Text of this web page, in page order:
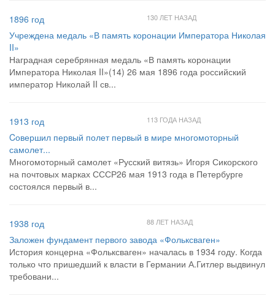
1896 год 130 ЛЕТ НАЗАД
Учреждена медаль «В память коронации Императора Николая
II»
Наградная серебрянная медаль «В память коронации
Императора Николая II»(14) 26 мая 1896 года российский
император Николай II св...
1913 год 113 ГОДА НАЗАД
Cовершил первый полет первый в мире многомоторный
самолет...
Многомоторный самолет «Русский витязь» Игоря Сикорского
на почтовых марках СССР26 мая 1913 года в Петербурге
состоялся первый в...
1938 год 88 ЛЕТ НАЗАД
Заложен фундамент первого завода «Фольксваген»
История концерна «Фольксваген» началась в 1934 году. Когда
только что пришедший к власти в Германии А.Гитлер выдвинул
требовани...